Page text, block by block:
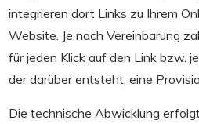
integrieren dort Links zu Ihrem
Website. Je nach Vereinbarung
für jeden Klick auf den Link bzw.
der darüber entsteht, eine
Die technische Abwicklung